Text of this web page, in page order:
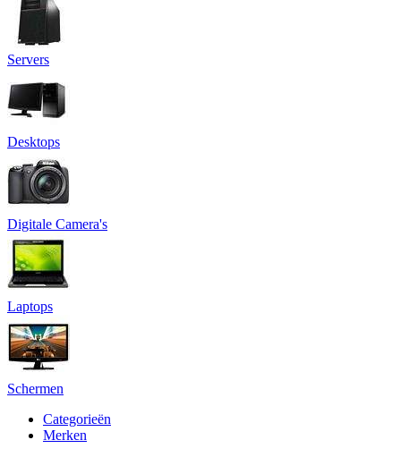
Servers
Desktops
Digitale Camera's
Laptops
Schermen
Categorieën
Merken